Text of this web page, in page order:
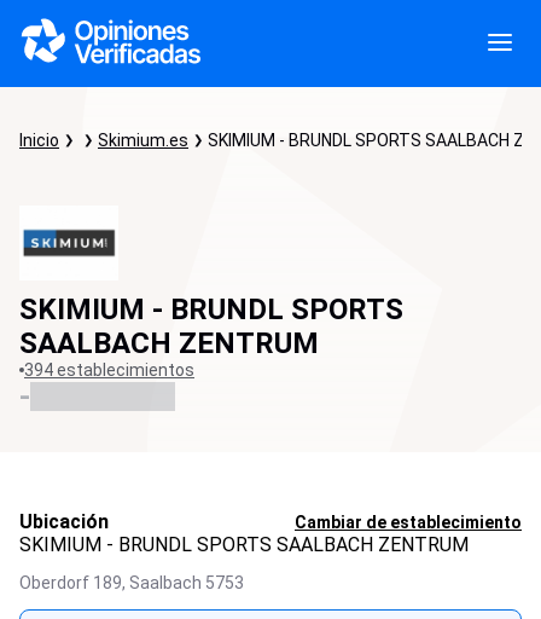
Inicio Skimium.es SKIMIUM - BRUNDL SPORTS SAALBACH
SKIMIUM - BRUNDL SPORTS
SAALBACH ZENTRUM
394 establecimientos
-
Ubicación Cambiar de establecimiento
SKIMIUM - BRUNDL SPORTS SAALBACH ZENTRUM
Oberdorf 189, Saalbach 5753